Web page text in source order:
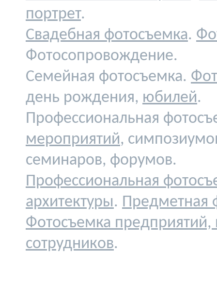
портрет.
Свадебная фотосъемка.
Фотосопровождение.
Семейная фотосъемка.
день рождения, юбилей.
Профессиональная
мероприятий,
семинаров, форумов.
Профессиональная
архитектуры. Предметная
Фотосъемка
сотрудников.